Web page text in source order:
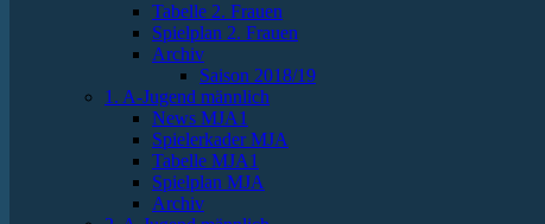
Tabelle 2. Frauen
Spielplan 2. Frauen
Archiv
Saison 2018/19
1. A-Jugend männlich
News MJA1
Spielerkader MJA
Tabelle MJA1
Spielplan MJA
Archiv